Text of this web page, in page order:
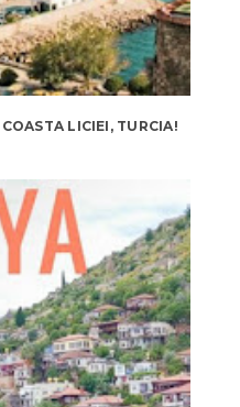
LICIEI, TURCIA!